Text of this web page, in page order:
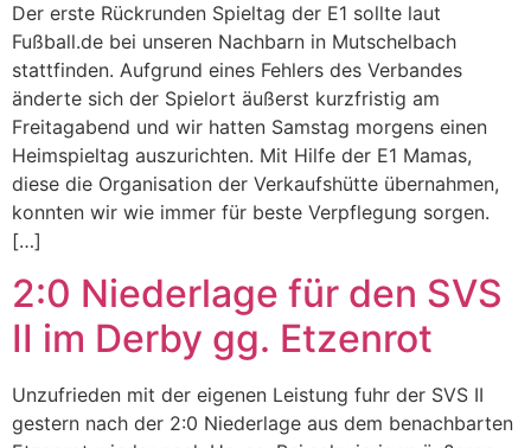
Der erste Rückrunden Spieltag der E1 sollte laut
Fußball.de bei unseren Nachbarn in Mutschelbach
stattfinden. Aufgrund eines Fehlers des Verbandes
änderte sich der Spielort äußerst kurzfristig am
Freitagabend und wir hatten Samstag morgens einen
Heimspieltag auszurichten. Mit Hilfe der E1 Mamas,
diese die Organisation der Verkaufshütte übernahmen,
konnten wir wie immer für beste Verpflegung sorgen.
[…]
2:0 Niederlage für den SVS
II im Derby gg. Etzenrot
Unzufrieden mit der eigenen Leistung fuhr der SVS II
gestern nach der 2:0 Niederlage aus dem benachbarten